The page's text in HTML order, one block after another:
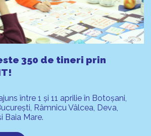
350 de tineri prin
între 1 și 11 aprilie în Botoșani,
Râmnicu Vâlcea, Deva,
Baia Mare.